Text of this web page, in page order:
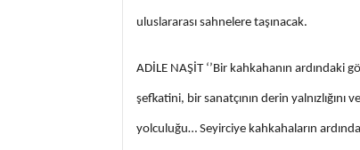
uluslararası sahnelere taşınacak.
ADİLE NAŞİT ‘’Bir kahkahanın ardındaki
şefkatini, bir sanatçının derin
yolculuğu… Seyirciye kahkahaların